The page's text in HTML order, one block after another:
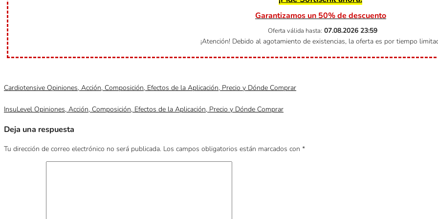
Garantizamos un 50% de descuento
Oferta válida hasta: 07.08.2026 23:59
¡Atención! Debido al agotamiento de existencias, la oferta es por tiempo
Cardiotensive Opiniones, Acción, Composición, Efectos de la Aplicación, Precio y Dónde Comprar
InsuLevel Opiniones, Acción, Composición, Efectos de la Aplicación, Precio y Dónde Comprar
Deja una respuesta
Tu dirección de correo electrónico no será publicada. Los campos obligatorios están marcados con *